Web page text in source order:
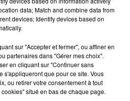
organise la
Party. Une soirée
pour permettre
décompresser
par Romane Toutain
data; Match and combine data from
devices; Identify devices based on
sur "Accepter et fermer", ou affiner en
partenaires dans "Gérer mes choix".
en cliquant sur "Continuer sans
s'appliqueront que pour ce site. Vous
ou retirer votre consentement à tout
situé en bas de chaque page.